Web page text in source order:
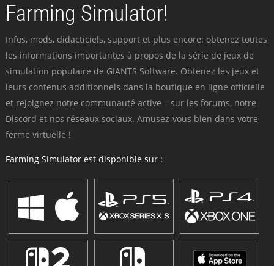
Farming Simulator!
Infos, mods, didacticiels, support et plus encore: obtenez toutes
les informations importantes à propos de la série de jeux de
simulation populaire de GIANTS Software. Obtenez les jeux et
leurs contenus additionnels dans la boutique en ligne officielle
et rejoignez notre communauté active – sur les forums, notre
Discord et nos réseaux sociaux. Amusez-vous bien dans votre
ferme virtuelle !
Farming Simulator est disponible sur :